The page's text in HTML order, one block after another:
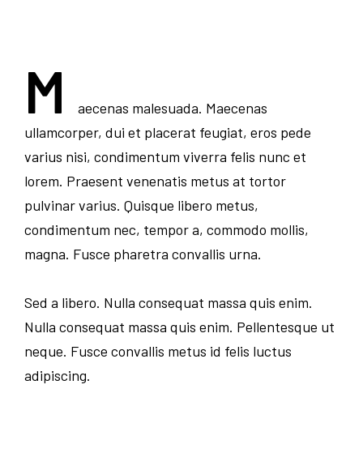
M
aecenas malesuada. Maecenas
ullamcorper, dui et placerat feugiat, eros pede
varius nisi, condimentum viverra felis nunc et
lorem. Praesent venenatis metus at tortor
pulvinar varius. Quisque libero metus,
condimentum nec, tempor a, commodo mollis,
magna. Fusce pharetra convallis urna.
Sed a libero. Nulla consequat massa quis enim.
Nulla consequat massa quis enim. Pellentesque ut
neque. Fusce convallis metus id felis luctus
adipiscing.